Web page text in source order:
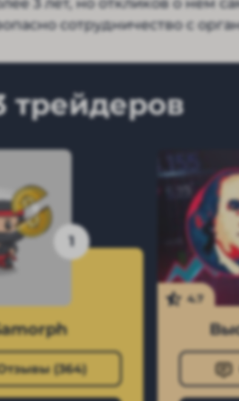
сотрудничество с
трейдеров
1
(364)
4.7